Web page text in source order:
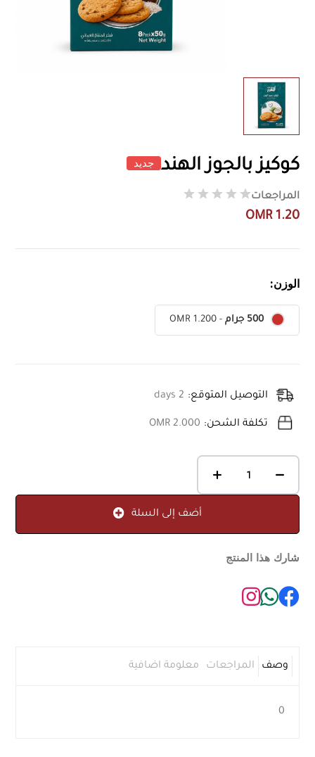
كوكيز بالجوز الهند جديد
المراجعات
OMR 1.20
الوزن:
500 جرام -
OMR 1.200
التوصيل المتوقع: 2 days
تكلفة الشحن: OMR 2.000
أضف إلى السلة
شارك هذا المنتج
وصف المراجعات معلومة اضافية
0